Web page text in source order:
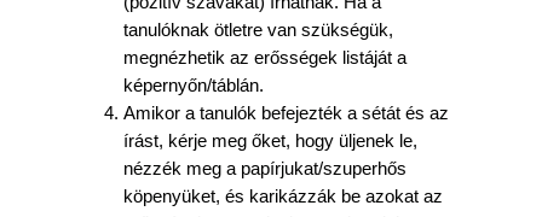
tanulóknak ötletre van szükségük,
megnézhetik az erősségek listáját a
képernyőn/táblán.
Amikor a tanulók befejezték a sétát és az
írást, kérje meg őket, hogy üljenek le,
nézzék meg a papírjukat/szuperhős
köpenyüket, és karikázzák be azokat az